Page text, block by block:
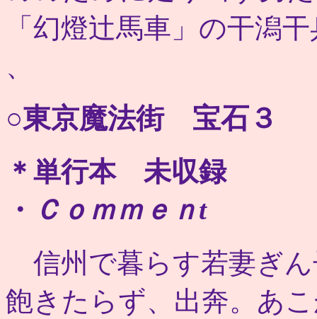
「幻燈辻馬車」の干潟
、
○東京魔法街 宝石３
＊単行本 未収録
・
Ｃｏｍｍｅｎt
信州で暮らす若妻ぎ
飽きたらず、出奔。あ